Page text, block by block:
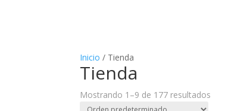
Inicio / Tienda
Tienda
Mostrando 1–9 de 177 resultados